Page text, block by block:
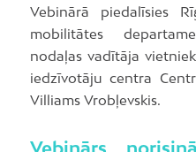
Vebinārā piedalīsies
mobilitātes
nodaļas vadītāja
iedzīvotāju centra
Villiams Vrobļevskis.